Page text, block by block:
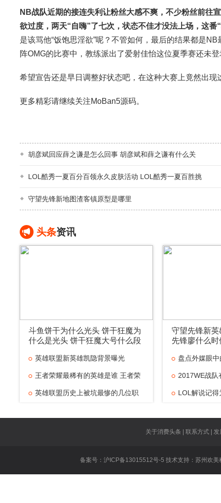
NB战队近期的接连失利让粉丝大感不爽，不少粉丝前往
欲过度，两天“自嗨”了七次，状态不佳才没法上场，这
是该骂他“饭饱思淫欲”呢？不管如何，最后的结果都是
阵OMG的比赛中，教练派出了爱射佳怡这位夏季赛还未
希望宣告还是早日调整好状态吧，在这种大赛上竟然出
更多精彩请继续关注MoBan5源码。
胡彦斌回应薛之谦是怎么回事 胡彦斌和薛之谦有什么关
LOL酷秀一夏百分百领永久皮肤活动 LOL酷秀一夏百胜挑
守望先锋新地图渣客镇原型是哪里
头条资讯
斗鱼饼干为什么光头 饼干狂魔为
什么是光头 饼干狂魔大号什么段
英雄联盟新英雄凯隐背景曝光
王者荣耀最稀有的英雄是谁 王者荣
英雄联盟历史上被坑最惨的几位职
守望先锋新
先锋廖什么时
盘点外媒眼
最2017WE战队
个 LOL解说记
胜厂长什么时
什王者荣耀张
关于消费头条 | 联系方式 |
备案号：沪ICP备13015512号-5 技术支持： 苏州欢美